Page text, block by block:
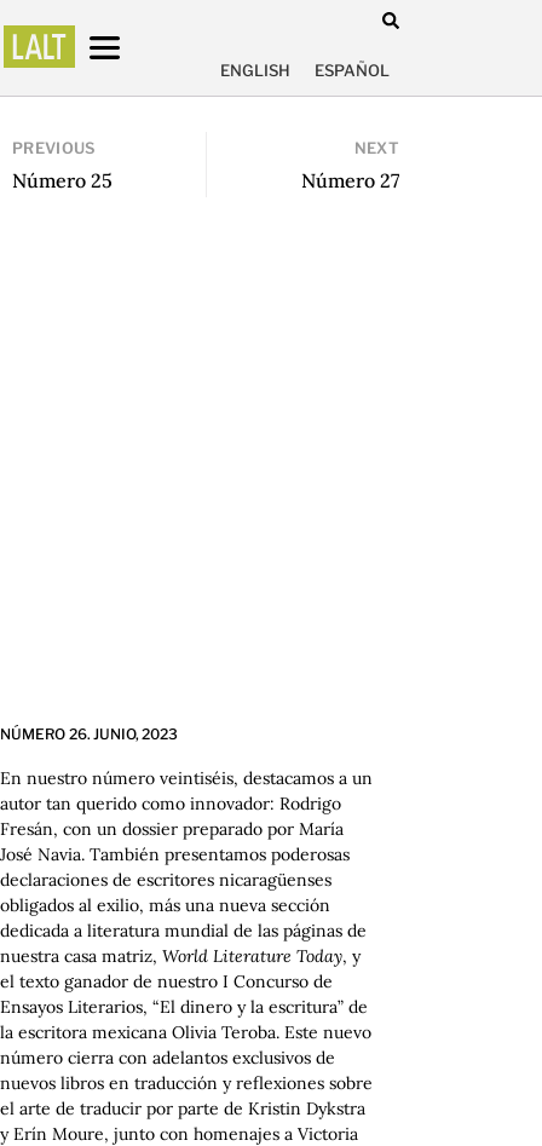
ENGLISH ESPAÑOL
PREVIOUS
Número 25
NEXT
Número 27
NÚMERO 26. JUNIO, 2023
En nuestro número veintiséis, destacamos a un
autor tan querido como innovador: Rodrigo
Fresán, con un dossier preparado por María
José Navia. También presentamos poderosas
declaraciones de escritores nicaragüenses
obligados al exilio, más una nueva sección
dedicada a literatura mundial de las páginas de
nuestra casa matriz, World Literature Today, y
el texto ganador de nuestro I Concurso de
Ensayos Literarios, “El dinero y la escritura” de
la escritora mexicana Olivia Teroba. Este nuevo
número cierra con adelantos exclusivos de
nuevos libros en traducción y reflexiones sobre
el arte de traducir por parte de Kristin Dykstra
y Erín Moure, junto con homenajes a Victoria